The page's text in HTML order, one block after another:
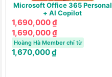
Microsoft Office 365 Personal
+ AI Copilot
1,690,000 ₫
1,690,000 ₫
Hoàng Hà Member chỉ từ
1,670,000 ₫